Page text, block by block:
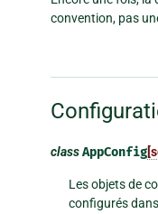
convention, pas
classAppConfig
Les objets de
configurés